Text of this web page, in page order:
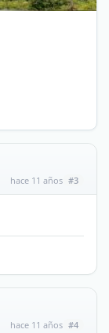
hace 11 años #3
hace 11 años #4